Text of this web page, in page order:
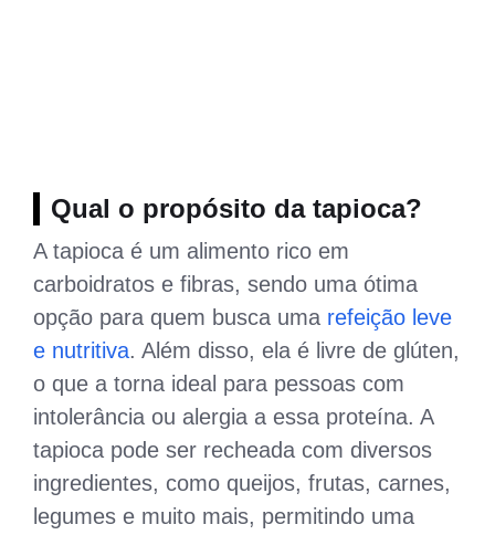
Qual o propósito da tapioca?
A tapioca é um alimento rico em
carboidratos e fibras, sendo uma ótima
opção para quem busca uma refeição leve
e nutritiva. Além disso, ela é livre de glúten,
o que a torna ideal para pessoas com
intolerância ou alergia a essa proteína. A
tapioca pode ser recheada com diversos
ingredientes, como queijos, frutas, carnes,
legumes e muito mais, permitindo uma